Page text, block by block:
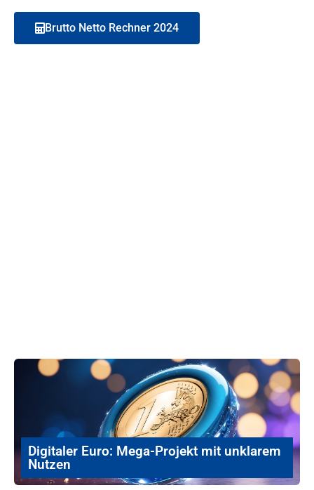
Brutto Netto Rechner 2024
Digitaler Euro: Mega-Projekt mit unklarem
Nutzen